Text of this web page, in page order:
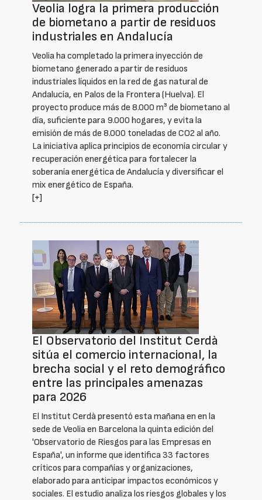
Veolia logra la primera producción
de biometano a partir de residuos
industriales en Andalucía
Veolia ha completado la primera inyección de
biometano generado a partir de residuos
industriales líquidos en la red de gas natural de
Andalucía, en Palos de la Frontera (Huelva). El
proyecto produce más de 8.000 m³ de biometano al
día, suficiente para 9.000 hogares, y evita la
emisión de más de 8.000 toneladas de CO2 al año.
La iniciativa aplica principios de economía circular y
recuperación energética para fortalecer la
soberanía energética de Andalucía y diversificar el
mix energético de España.
[+]
El Observatorio del Institut Cerdà
sitúa el comercio internacional, la
brecha social y el reto demográfico
entre las principales amenazas
para 2026
El Institut Cerdà presentó esta mañana en en la
sede de Veolia en Barcelona la quinta edición del
'Observatorio de Riesgos para las Empresas en
España', un informe que identifica 33 factores
críticos para compañías y organizaciones,
elaborado para anticipar impactos económicos y
sociales. El estudio analiza los riesgos globales y los